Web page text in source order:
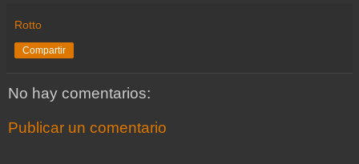
Rotto
Compartir
No hay comentarios:
Publicar un comentario